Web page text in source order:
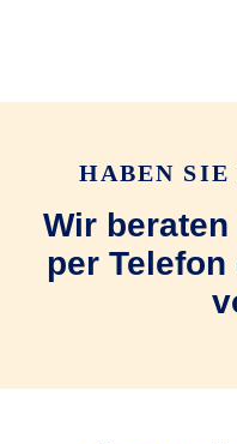
HABEN SIE
Wir
per